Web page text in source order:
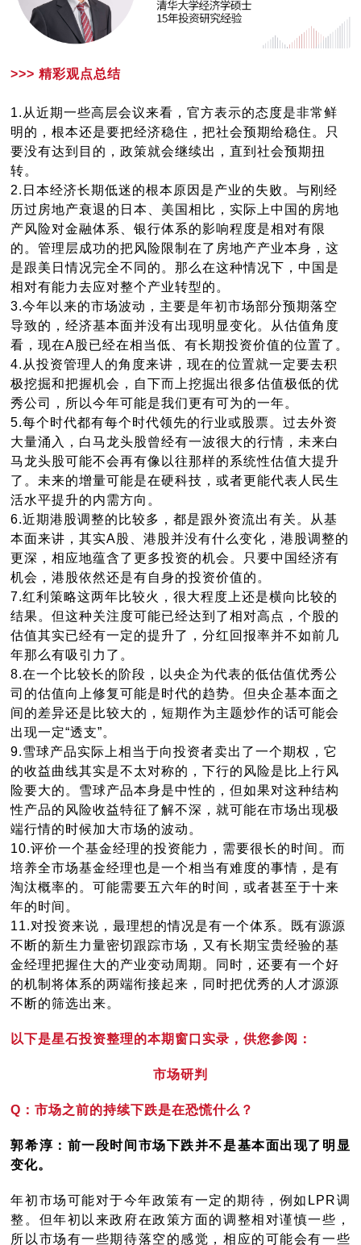
>>> 精彩观点总结
1.从近期一些高层会议来看，官方表示的态度是非常鲜
明的，根本还是要把经济稳住，把社会预期给稳住。只
要没有达到目的，政策就会继续出，直到社会预期扭
转。
2.日本经济长期低迷的根本原因是产业的失败。与刚经
历过房地产衰退的日本、美国相比，实际上中国的房地
产风险对金融体系、银行体系的影响程度是相对有限
的。管理层成功的把风险限制在了房地产产业本身，这
是跟美日情况完全不同的。那么在这种情况下，中国是
相对有能力去应对整个产业转型的。
3.今年以来的市场波动，主要是年初市场部分预期落空
导致的，经济基本面并没有出现明显变化。从估值角度
看，现在A股已经在相当低、有长期投资价值的位置了。
4.从投资管理人的角度来讲，现在的位置就一定要去积
极挖掘和把握机会，自下而上挖掘出很多估值极低的优
秀公司，所以今年可能是我们更有可为的一年。
5.每个时代都有每个时代领先的行业或股票。过去外资
大量涌入，白马龙头股曾经有一波很大的行情，未来白
马龙头股可能不会再有像以往那样的系统性估值大提升
了。未来的增量可能是在硬科技，或者更能代表人民生
活水平提升的内需方向。
6.近期港股调整的比较多，都是跟外资流出有关。从基
本面来讲，其实A股、港股并没有什么变化，港股调整的
更深，相应地蕴含了更多投资的机会。只要中国经济有
机会，港股依然还是有自身的投资价值的。
7.红利策略这两年比较火，很大程度上还是横向比较的
结果。但这种关注度可能已经达到了相对高点，个股的
估值其实已经有一定的提升了，分红回报率并不如前几
年那么有吸引力了。
8.在一个比较长的阶段，以央企为代表的低估值优秀公
司的估值向上修复可能是时代的趋势。但央企基本面之
间的差异还是比较大的，短期作为主题炒作的话可能会
出现一定“透支”。
9.雪球产品实际上相当于向投资者卖出了一个期权，它
的收益曲线其实是不太对称的，下行的风险是比上行风
险要大的。雪球产品本身是中性的，但如果对这种结构
性产品的风险收益特征了解不深，就可能在市场出现极
端行情的时候加大市场的波动。
10.评价一个基金经理的投资能力，需要很长的时间。而
培养全市场基金经理也是一个相当有难度的事情，是有
淘汰概率的。可能需要五六年的时间，或者甚至于十来
年的时间。
11.对投资来说，最理想的情况是有一个体系。既有源源
不断的新生力量密切跟踪市场，又有长期宝贵经验的基
金经理把握住大的产业变动周期。同时，还要有一个好
的机制将体系的两端衔接起来，同时把优秀的人才源源
不断的筛选出来。
以下是星石投资整理的本期窗口实录，供您参阅：
市场研判
Q：市场之前的持续下跌是在恐慌什么？
郭希淳：前一段时间市场下跌并不是基本面出现了明显
变化。
年初市场可能对于今年政策有一定的期待，例如LPR调
整。但年初以来政府在政策方面的调整相对谨慎一些，
所以市场有一些期待落空的感觉，相应的可能会有一些